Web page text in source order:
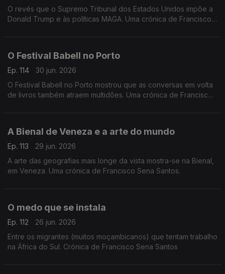
O revés que o Supremo Tribunal dos Estados Unidos impõe a
Donald Trump e às políticas MAGA. Uma crónica de Francisco
O Festival Babell no Porto
Ep. 114
30 jun. 2026
O Festival Babell no Porto mostrou que as conversas em volta
de livros também atraem multidões. Uma crónica de Francisco
A Bienal de Veneza e a arte do mundo
Ep. 113
29 jun. 2026
A arte das geografias mais longe da vista mostra-se na Bienal,
em Veneza. Uma crónica de Francisco Sena Santos.
O medo que se instala
Ep. 112
26 jun. 2026
Entre os migrantes (muitos moçambicanos) que tentam trabalho
na África do Sul. Crónica de Francisco Sena Santos